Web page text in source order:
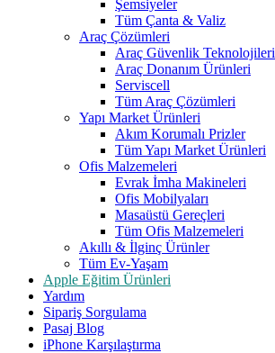
Şemsiyeler
Tüm Çanta & Valiz
Araç Çözümleri
Araç Güvenlik Teknolojileri
Araç Donanım Ürünleri
Serviscell
Tüm Araç Çözümleri
Yapı Market Ürünleri
Akım Korumalı Prizler
Tüm Yapı Market Ürünleri
Ofis Malzemeleri
Evrak İmha Makineleri
Ofis Mobilyaları
Masaüstü Gereçleri
Tüm Ofis Malzemeleri
Akıllı & İlginç Ürünler
Tüm Ev-Yaşam
Apple Eğitim Ürünleri
Yardım
Sipariş Sorgulama
Pasaj Blog
iPhone Karşılaştırma